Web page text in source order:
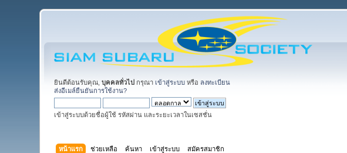
ยินดีต้อนรับคุณ,บุคคลทั่วไป กรุณา เข้าสู่ระบบ หรือ ลงทะเบียน
ส่งอีเมล์ยืนยันการใช้งาน?
เข้าสู่ระบบด้วยชื่อผู้ใช้ รหัสผ่าน และระยะเวลาในเซสชั่น
หน้าแรก ช่วยเหลือ ค้นหา เข้าสู่ระบบ สมัครสมาชิก